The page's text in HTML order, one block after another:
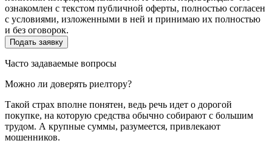
ознакомлен с текстом публичной оферты, полностью согласен
с условиями, изложенными в ней и принимаю их полностью
и без оговорок.
Часто задаваемые вопросы
Можно ли доверять риелтору?
Такой страх вполне понятен, ведь речь идет о дорогой
покупке, на которую средства обычно собирают с большим
трудом. А крупные суммы, разумеется, привлекают
мошенников.